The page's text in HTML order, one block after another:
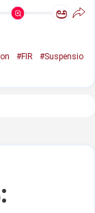
ಅ
#FIR
#Suspensio